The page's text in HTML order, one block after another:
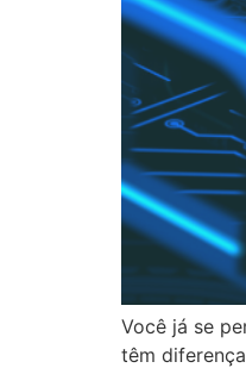
Você já se
têm